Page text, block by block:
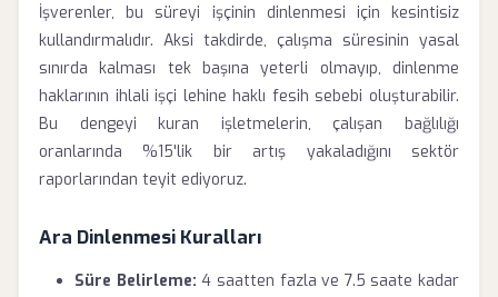
İşverenler, bu süreyi işçinin dinlenmesi için kesintisiz
kullandırmalıdır. Aksi takdirde, çalışma süresinin yasal
sınırda kalması tek başına yeterli olmayıp, dinlenme
haklarının ihlali işçi lehine haklı fesih sebebi oluşturabilir.
Bu dengeyi kuran işletmelerin, çalışan bağlılığı
oranlarında %15'lik bir artış yakaladığını sektör
raporlarından teyit ediyoruz.
Ara Dinlenmesi Kuralları
Süre Belirleme: 4 saatten fazla ve 7.5 saate kadar